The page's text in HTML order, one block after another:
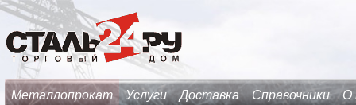
Металлопрокат Услуги Доставка Справочники О